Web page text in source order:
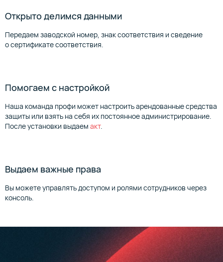
Открыто делимся данными
Передаем заводской номер, знак соответствия и сведение
о сертификате соответствия.
Помогаем с настройкой
Наша команда профи может настроить арендованные средства
защиты или взять на себя их постоянное администрирование.
После установки выдаем акт.
Выдаем важные права
Вы можете управлять доступом и ролями сотрудников через
консоль.